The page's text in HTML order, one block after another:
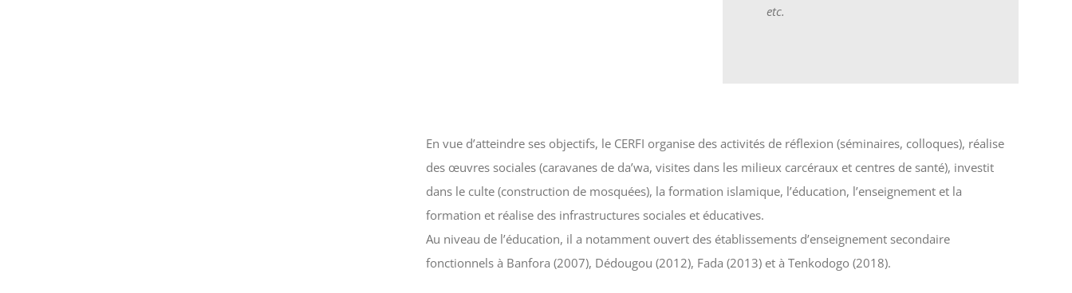
etc.
En vue d’atteindre ses objectifs, le CERFI organise des activités de réflexion (séminaires, colloques), réalise
des œuvres sociales (caravanes de da’wa, visites dans les milieux carcéraux et centres de santé), investit
dans le culte (construction de mosquées), la formation islamique, l’éducation, l’enseignement et la
formation et réalise des infrastructures sociales et éducatives.
Au niveau de l’éducation, il a notamment ouvert des établissements d’enseignement secondaire
fonctionnels à Banfora (2007), Dédougou (2012), Fada (2013) et à Tenkodogo (2018).